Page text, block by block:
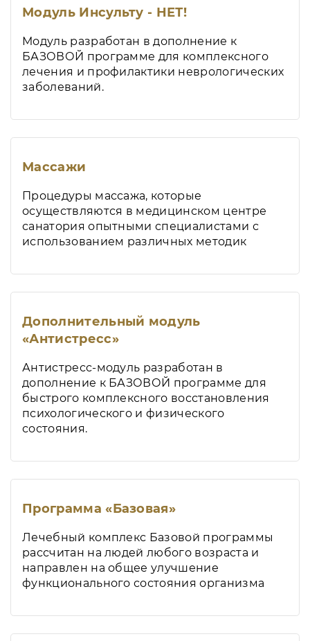
Модуль Инсульту - НЕТ!
Модуль разработан в дополнение к
БАЗОВОЙ программе для комплексного
лечения и профилактики неврологических
заболеваний.
Массажи
Процедуры массажа, которые
осуществляются в медицинском центре
санатория опытными специалистами с
использованием различных методик
Дополнительный модуль
«Антистресс»
Антистресс-модуль разработан в
дополнение к БАЗОВОЙ программе для
быстрого комплексного восстановления
психологического и физического
состояния.
Программа «Базовая»
Лечебный комплекс Базовой программы
рассчитан на людей любого возраста и
направлен на общее улучшение
функционального состояния организма